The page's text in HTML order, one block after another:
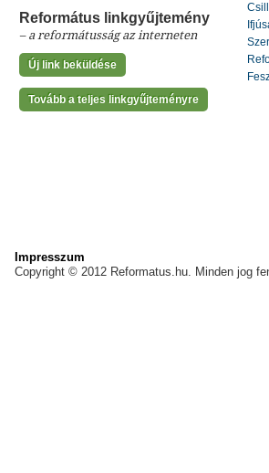
Református linkgyűjtemény
– a reformátusság az interneten
Új link beküldése
Tovább a teljes linkgyűjteményre
Impresszum
Copyright © 2012 Reformatus.hu. Minden jog